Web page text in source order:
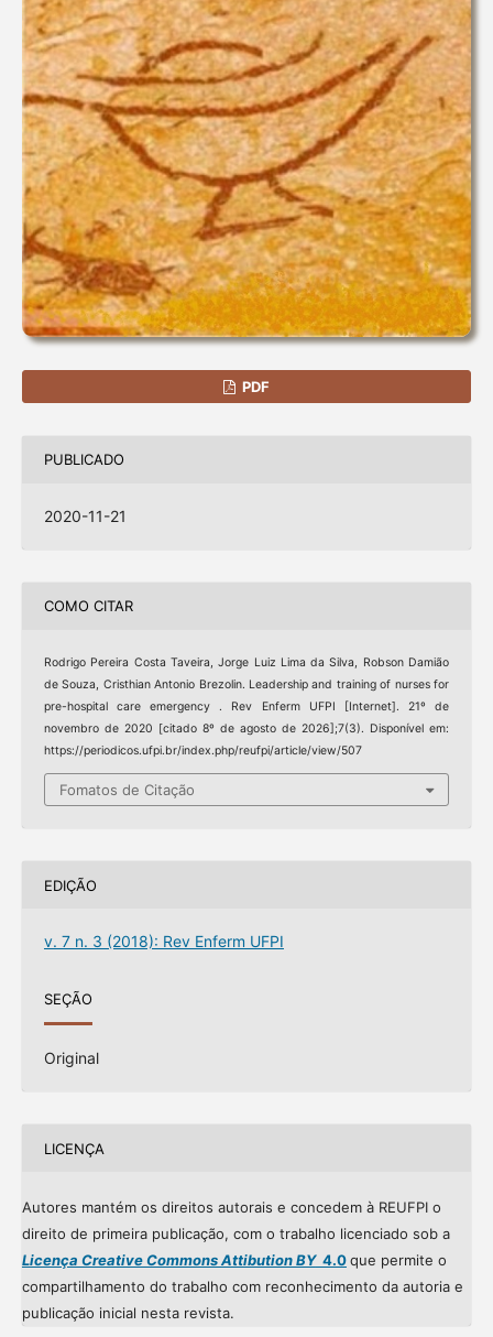
PDF
PUBLICADO
2020-11-21
COMO CITAR
Rodrigo Pereira Costa Taveira, Jorge Luiz Lima da Silva, Robson Damião
de Souza, Cristhian Antonio Brezolin. Leadership and training of nurses for
pre-hospital care emergency . Rev Enferm UFPI [Internet]. 21º de
novembro de 2020 [citado 8º de agosto de 2026];7(3). Disponível em:
https://periodicos.ufpi.br/index.php/reufpi/article/view/507
Fomatos de Citação
EDIÇÃO
v. 7 n. 3 (2018): Rev Enferm UFPI
SEÇÃO
Original
LICENÇA
Autores mantém os direitos autorais e concedem à REUFPI o
direito de primeira publicação, com o trabalho licenciado sob a
Licença Creative Commons Attibution BY4.0que permite o
compartilhamento do trabalho com reconhecimento da autoria e
publicação inicial nesta revista.